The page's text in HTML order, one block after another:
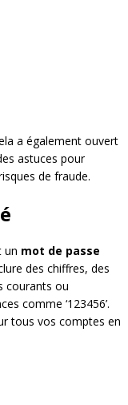
a également ouvert
astuces pour
de fraude.
un mot de passe
des chiffres, des
courants ou
comme ‘123456’.
tous vos comptes en